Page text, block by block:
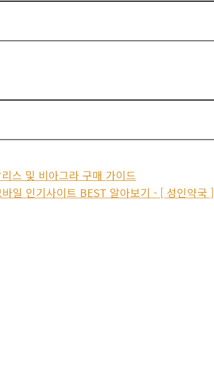
스 및 비아그라 구매 가이드
일 인기사이트 BEST 알아보기 - [ 성인약국 ]